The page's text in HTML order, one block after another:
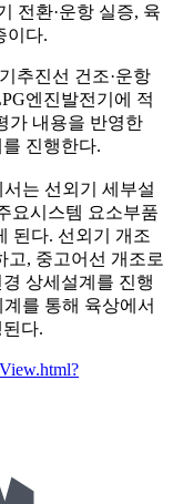
전환·운항 실증, 육
이다.
추진선 건조·운항
엔진발전기에 적
가 내용을 반영한
진행한다.
는 선외기 세부설
요시스템 요소부품
된다. 선외기 개조
고, 중고어선 개조로
상세설계를 진행
를 통해 육상에서
다.